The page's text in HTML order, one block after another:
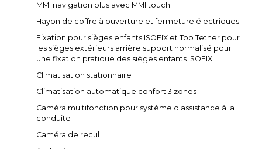
MMI navigation plus avec MMI touch
Hayon de coffre à ouverture et fermeture électriques
Fixation pour sièges enfants ISOFIX et Top Tether pour
les sièges extérieurs arrière support normalisé pour
une fixation pratique des sièges enfants ISOFIX
Climatisation stationnaire
Climatisation automatique confort 3 zones
Caméra multifonction pour système d'assistance à la
conduite
Caméra de recul